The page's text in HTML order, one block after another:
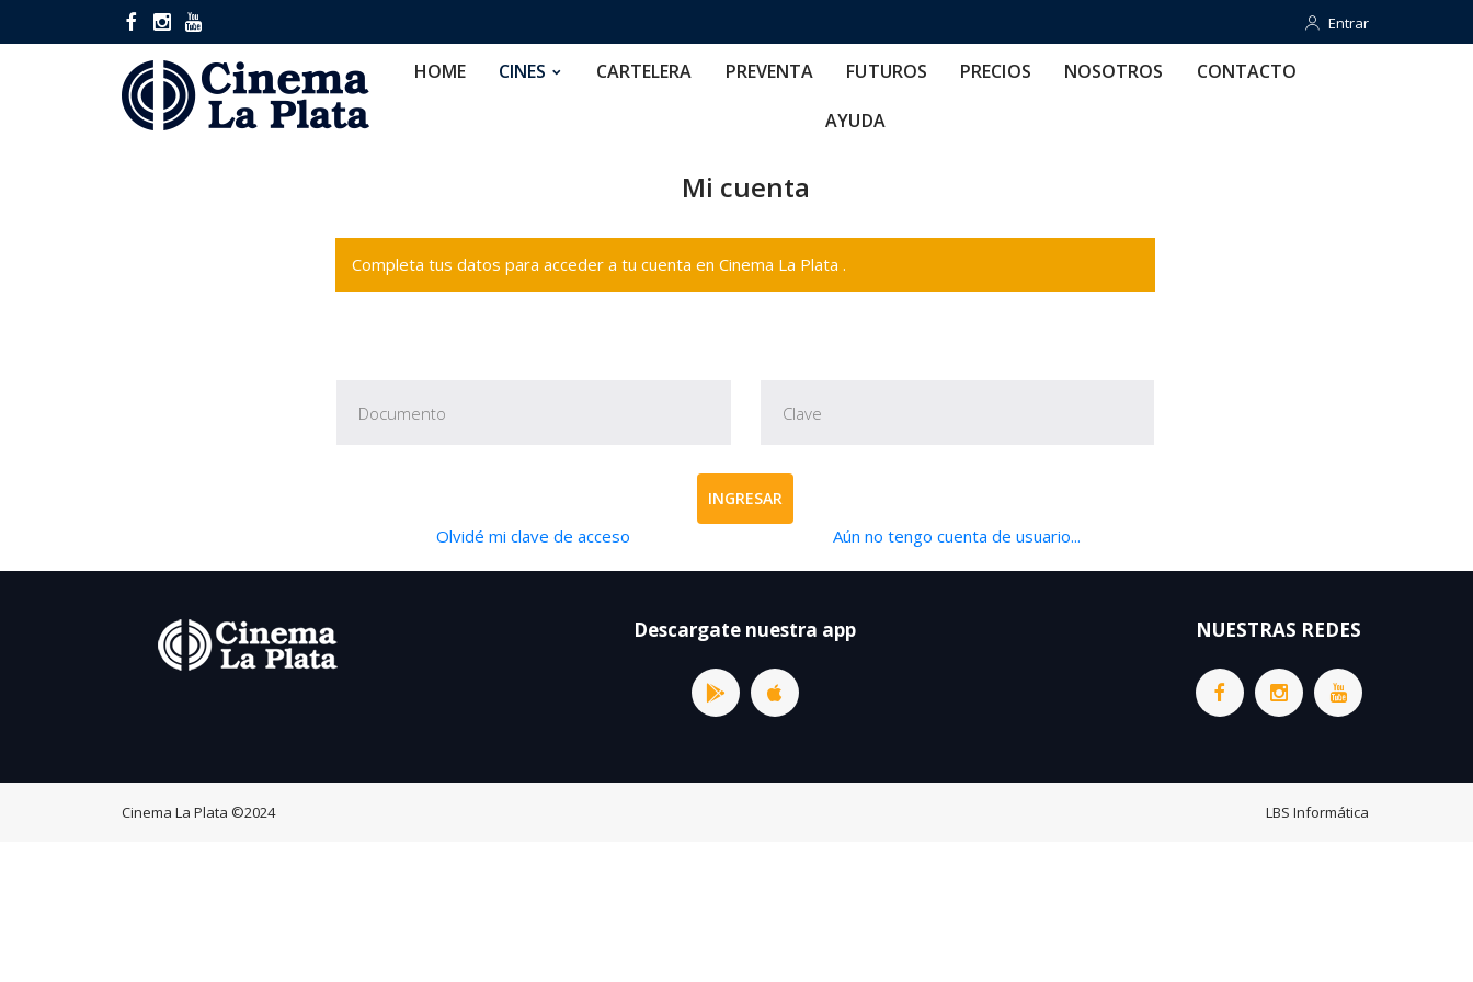
Entrar
Entrar
HOME CINES CARTELERA PREVENTA FUTUROS PRECIOS NOSOTROS CONTACTO
AYUDA
Mi cuenta
Completa tus datos para acceder a tu cuenta en Cinema La Plata .
INGRESAR
Olvidé mi clave de acceso Aún no tengo cuenta de usuario...
Descargate nuestra app NUESTRAS REDES
Cinema La Plata ©2024 LBS Informática